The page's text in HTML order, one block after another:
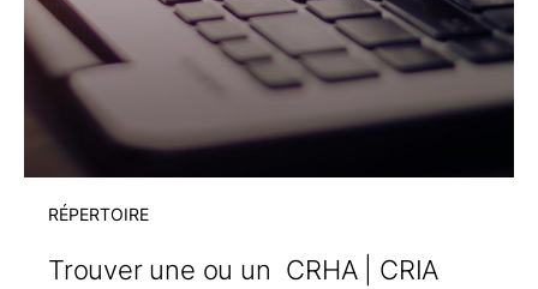
RÉPERTOIRE
Trouver une ou un CRHA | CRIA